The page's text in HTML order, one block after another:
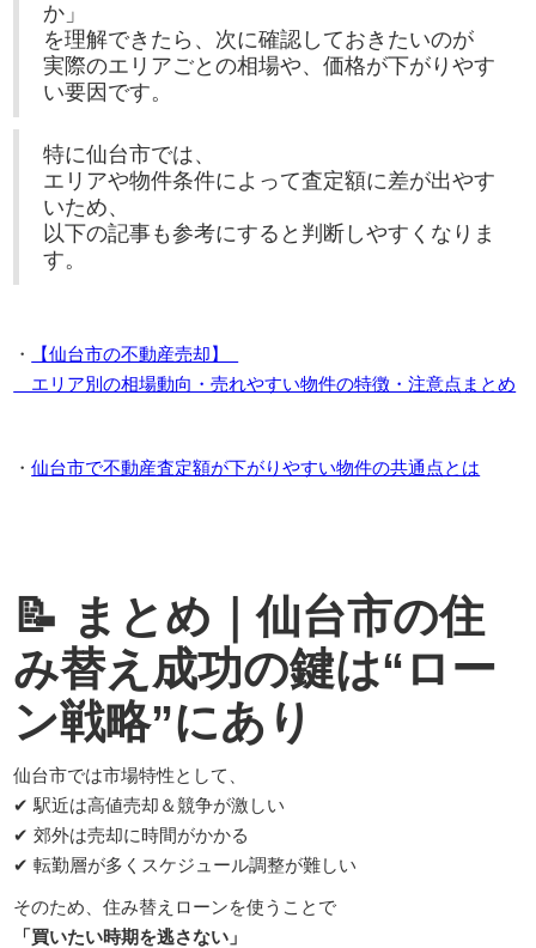
か」
を理解できたら、次に確認しておきたいのが
実際のエリアごとの相場や、価格が下がりやす
い要因です。
特に仙台市では、
エリアや物件条件によって査定額に差が出やす
いため、
以下の記事も参考にすると判断しやすくなりま
す。
・
【仙台市の不動産売却】
エリア別の相場動向・売れやすい物件の特徴・注意点まとめ
・仙台市で不動産査定額が下がりやすい物件の共通点とは
📝 まとめ｜仙台市の住
み替え成功の鍵は“ロー
ン戦略”にあり
仙台市では市場特性として、
✔ 駅近は高値売却＆競争が激しい
✔ 郊外は売却に時間がかかる
✔ 転勤層が多くスケジュール調整が難しい
そのため、住み替えローンを使うことで
「買いたい時期を逃さない」